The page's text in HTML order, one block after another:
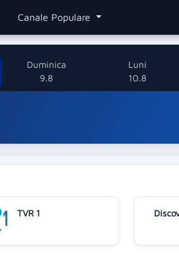
Canale Populare
Duminica
9.8
Luni
10.8
TVR 1